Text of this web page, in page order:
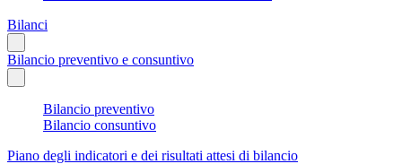
Bilanci
Bilancio preventivo e consuntivo
Bilancio preventivo
Bilancio consuntivo
Piano degli indicatori e dei risultati attesi di bilancio